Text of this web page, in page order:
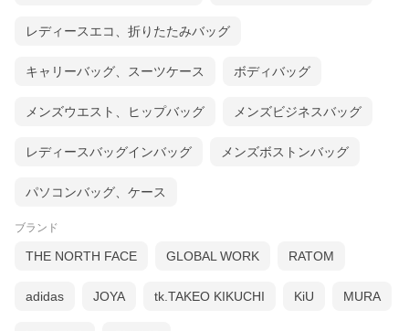
レディースエコ、折りたたみバッグ
キャリーバッグ、スーツケース ボディバッグ
メンズウエスト、ヒップバッグ メンズビジネスバッグ
レディースバッグインバッグ メンズボストンバッグ
パソコンバッグ、ケース
ブランド
THE NORTH FACE GLOBAL WORK RATOM
adidas JOYA tk.TAKEO KIKUCHI KiU MURA